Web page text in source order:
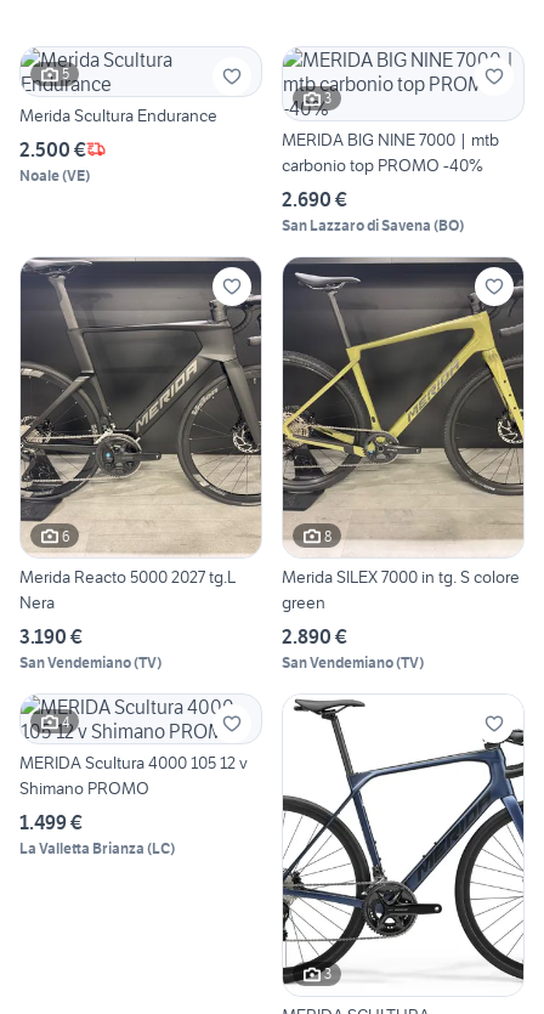
5
Merida Scultura Endurance
2.500 €
Noale(VE)
3
MERIDA BIG NINE 7000 | mtb
carbonio top PROMO -40%
2.690 €
San Lazzaro di Savena (BO)
6
Merida Reacto 5000 2027 tg.L
Nera
3.190 €
San Vendemiano(TV)
8
Merida SILEX 7000 in tg. S colore
green
2.890 €
San Vendemiano(TV)
4
MERIDA Scultura 4000 105 12 v
Shimano PROMO
1.499 €
La Valletta Brianza (LC)
3